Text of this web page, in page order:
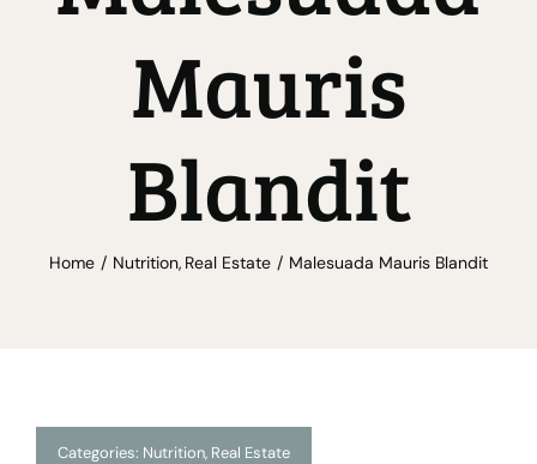
Mauris
Blandit
Home Nutrition Real Estate Malesuada Mauris Blandit
Categories: Nutrition, Real Estate